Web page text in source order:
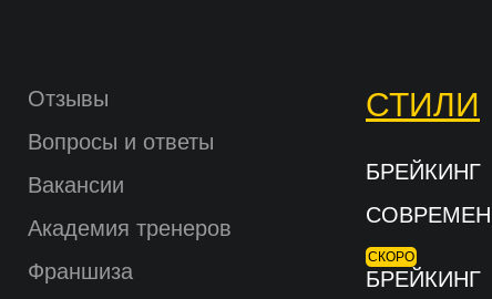
Отзывы
Вопросы и ответы
Вакансии
Академия тренеров
Франшиза
СТИЛИ
БРЕЙКИНГ
СКОРО
БРЕЙКИНГ